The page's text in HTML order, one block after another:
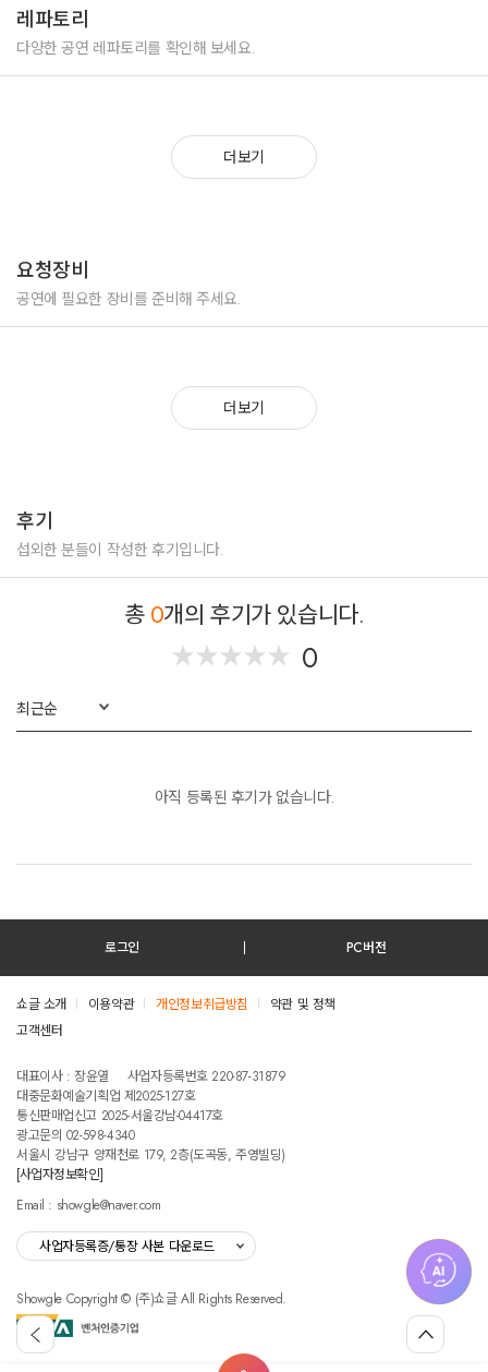
네이버 쇼핑라이브×신세계tv쇼핑 명품초특가전 마크제이콥스, 토리버치
레파토리
다양한 공연 레파토리를 확인해 보세요.
더보기
요청장비
공연에 필요한 장비를 준비해 주세요.
더보기
후기
섭외한 분들이 작성한 후기입니다.
총 0개의 후기가 있습니다.
★★★★★
★★★★★ 0
최근순
아직 등록된 후기가 없습니다.
홈
뒤
가
섭
외
공
고
맨
위
로
로그인 PC버전
쇼글 소개 이용약관 개인정보취급방침
약관 및 정책
고객센터
대표이사 : 장윤열
사업자등록번호 220-87-31879
대중문화예술기획업 제2025-127호
통신판매업신고 2025-서울강남-04417호
광고문의 02-598-4340
서울시 강남구 양재천로 179, 2층(도곡동, 주영빌딩)
[사업자정보확인]
Email : showgle@naver.com
사업자등록증/통장 사본 다운로드
Showgle Copyright © (주)쇼글 All Rights Reserved.